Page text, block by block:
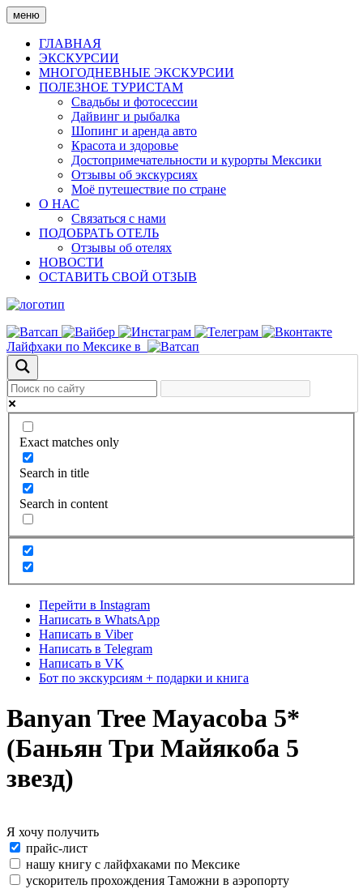
Skip
to
content
меню
ГЛАВНАЯ
ЭКСКУРСИИ
МНОГОДНЕВНЫЕ ЭКСКУРСИИ
ПОЛЕЗНОЕ ТУРИСТАМ
Свадьбы и фотосессии
Дайвинг и рыбалка
Шопинг и аренда авто
Красота и здоровье
Достопримечательности и курорты Мексики
Отзывы об экскурсиях
Моё путешествие по стране
О НАС
Связаться с нами
ПОДОБРАТЬ ОТЕЛЬ
Отзывы об отелях
НОВОСТИ
ОСТАВИТЬ СВОЙ ОТЗЫВ
Лайфхаки по Мексике в
Exact matches only
Search in title
Search in content
Перейти в Instagram
Написать в WhatsApp
Написать в Viber
Написать в Telegram
Написать в VK
Бот по экскурсиям + подарки и книга
Banyan Tree Mayacoba 5*
(Баньян Три Майякоба 5
звезд)
Я хочу получить
Я
хочу
получить:
прайс-лист
нашу книгу с лайфхаками по Мексике
ускоритель прохождения Таможни в аэропорту